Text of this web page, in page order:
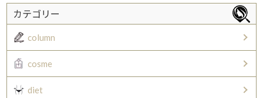
カテゴリー
column
cosme
diet